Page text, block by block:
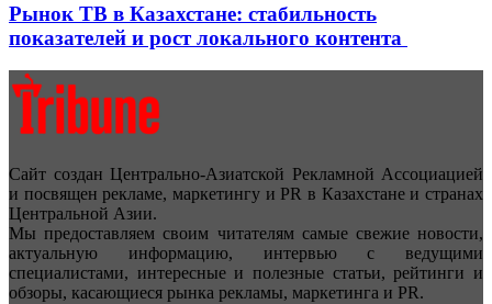
Рынок ТВ в Казахстане: стабильность
показателей и рост локального контента
Сайт создан Центрально-Азиатской Рекламной Ассоциацией
и посвящен рекламе, маркетингу и PR в Казахстане и странах
Центральной Азии.
Мы предоставляем своим читателям самые свежие новости,
актуальную информацию, интервью с ведущими
специалистами, интересные и полезные статьи, рейтинги и
обзоры, касающиеся рынка рекламы, маркетинга и PR.